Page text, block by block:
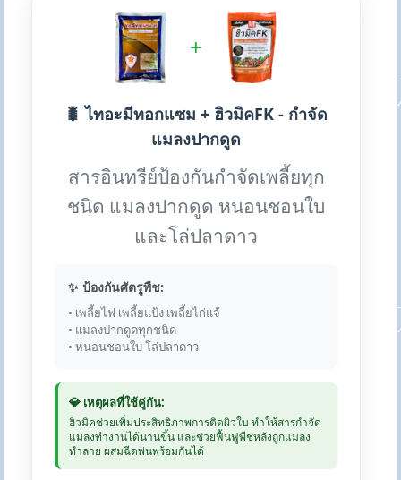
+
🐛 ไทอะมีทอกแซม + ฮิวมิคFK - กำจัด
แมลงปากดูด
สารอินทรีย์ป้องกันกำจัดเพลี้ยทุก
ชนิด แมลงปากดูด หนอนชอนใบ
และโล่ปลาดาว
✨ ป้องกันศัตรูพืช:
• เพลี้ยไฟ เพลี้ยแป้ง เพลี้ยไก่แจ้
• แมลงปากดูดทุกชนิด
• หนอนชอนใบ โล่ปลาดาว
💎 เหตุผลที่ใช้คู่กัน:
ฮิวมิคช่วยเพิ่มประสิทธิภาพการติดผิวใบ ทำให้สารกำจัด
แมลงทำงานได้นานขึ้น และช่วยฟื้นฟูพืชหลังถูกแมลง
ทำลาย ผสมฉีดพ่นพร้อมกันได้